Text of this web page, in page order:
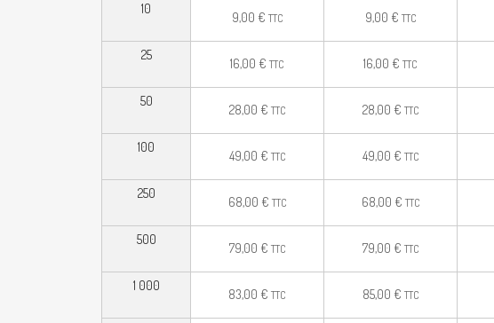
10
9,00 € TTC 9,00 € TTC
25
16,00 € TTC 16,00 € TTC
50
28,00 € TTC 28,00 € TTC
100
49,00 € TTC 49,00 € TTC
250
68,00 € TTC 68,00 € TTC
500
79,00 € TTC 79,00 € TTC
1 000
83,00 € TTC 85,00 € TTC